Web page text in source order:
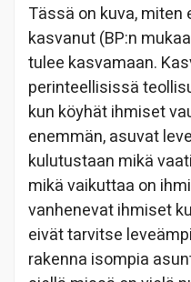
Tässä on kuva, miten
kasvanut (BP:n
tulee kasvamaan.
perinteellisissä
kun köyhät ihmiset
enemmän, asuvat
kulutustaan mikä
mikä vaikuttaa on
vanhenevat ihmiset
eivät tarvitse
rakenna isompia